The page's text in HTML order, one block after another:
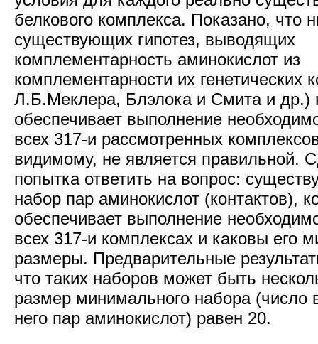
белкового комплекса. Показано, что
существующих гипотез, выводящих
комплементарность аминокислот из
комплементарности их генетических
Л.Б.Меклера, Блэлока и Смита и др.)
обеспечивает выполнение
всех 317-и рассмотренных
видимому, не является правильной.
попытка ответить на вопрос:
набор пар аминокислот (контактов),
обеспечивает выполнение
всех 317-и комплексах и каковы его
размеры. Предварительные
что таких наборов может быть
размер минимального набора (число
него пар аминокислот) равен 20.